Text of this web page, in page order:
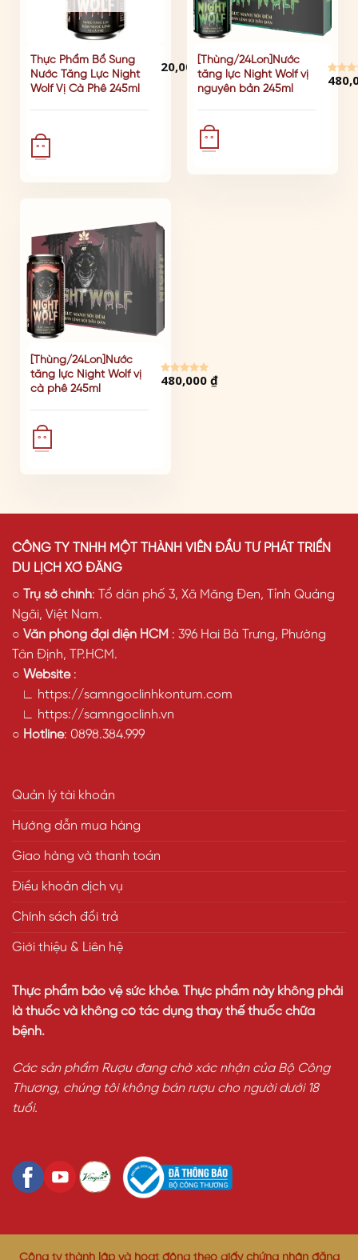
Thực Phẩm Bổ Sung
Nước Tăng Lực Night
Wolf Vị Cà Phê 245ml
ĐÃ BÁN: 1071
20,000₫
° °
[Thùng/24Lon]Nước
tăng lực Night Wolf vị
nguyên bản 245ml
° °
[Thùng/24Lon]Nước
tăng lực Night Wolf vị
cà phê 245ml
Được xếp
480,000₫
° °
CÔNG TY TNHH MỘT THÀNH VIÊN ĐẦU TƯ PHÁT TRIỂN
DU LỊCH XƠ ĐĂNG
○
Trụ sở chính: Tổ dân phố 3, Xã Măng Đen, Tỉnh Quảng
Ngãi, Việt Nam.
○ Văn phòng đại diện HCM : 396 Hai Bà Trưng, Phường
Tân Định, TP.HCM.
○ Website:
∟ https://samngoclinhkontum.com
∟ https://samngoclinh.vn
○ Hotline: 0898.384.999
Quản lý tài khoản
Hướng dẫn mua hàng
Giao hàng và thanh toán
Điều khoản dịch vụ
Chính sách đổi trả
Giới thiệu & Liên hệ
Thực phẩm bảo vệ sức khỏe. Thực phẩm này không phải
là thuốc và không có tác dụng thay thế thuốc chữa
bệnh.
Các sản phẩm Rượu đang chờ xác nhận của Bộ Công
Thương, chúng tôi không bán rượu cho người dưới 18
tuổi.
Công ty thành lập và hoạt động theo giấy chứng nhận đăng